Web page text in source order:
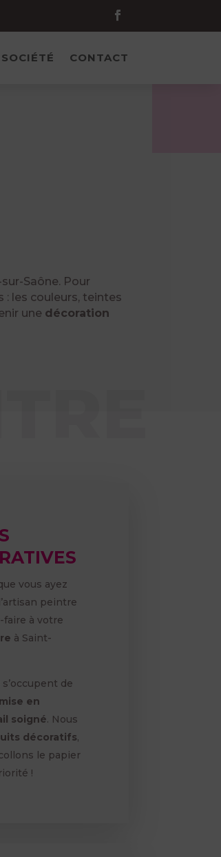
SOCIÉTÉ CONTACT
Saône. Pour
les couleurs, teintes
une décoration
vous ayez
peintre
faire à votre
à Saint-
s’occupent de
mise en
soigné. Nous
décoratifs,
le papier
!